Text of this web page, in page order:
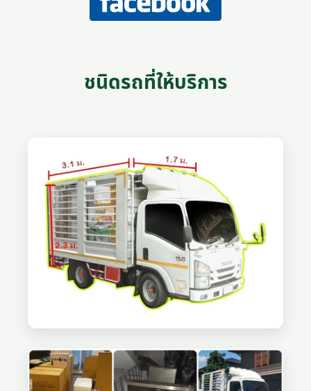
ชนิดรถที่ให้บริการ